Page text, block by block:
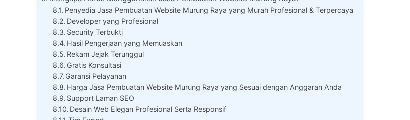
Penyedia Jasa Pembuatan Website Murung Raya yang Murah Profesional & Terpercaya
Developer yang Profesional
Security Terbukti
Hasil Pengerjaan yang Memuaskan
Rekam Jejak Terunggul
Gratis Konsultasi
Garansi Pelayanan
Harga Jasa Pembuatan Website Murung Raya yang Sesuai dengan Anggaran Anda
Support Laman SEO
Desain Web Elegan Profesional Serta Responsif